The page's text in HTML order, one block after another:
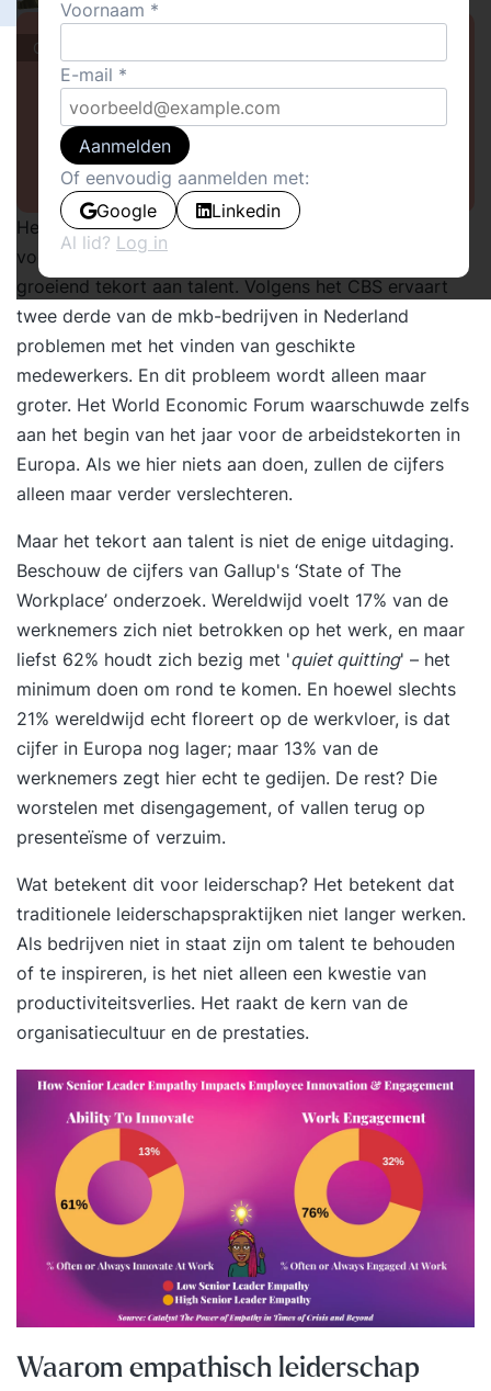
Columns
Het is geen geheim meer – Nederlandse bedrijven,
vooral in het mkb, staan onder enorme druk door een
groeiend tekort aan talent. Volgens het CBS ervaart
twee derde van de mkb-bedrijven in Nederland
problemen met het vinden van geschikte
medewerkers. En dit probleem wordt alleen maar
groter. Het World Economic Forum waarschuwde zelfs
aan het begin van het jaar voor de arbeidstekorten in
Europa. Als we hier niets aan doen, zullen de cijfers
alleen maar verder verslechteren.
Maar het tekort aan talent is niet de enige uitdaging.
Beschouw de cijfers van Gallup's ‘State of The
Workplace’ onderzoek. Wereldwijd voelt 17% van de
werknemers zich niet betrokken op het werk, en maar
liefst 62% houdt zich bezig met 'quiet quitting' – het
minimum doen om rond te komen. En hoewel slechts
21% wereldwijd echt floreert op de werkvloer, is dat
cijfer in Europa nog lager; maar 13% van de
werknemers zegt hier echt te gedijen. De rest? Die
worstelen met disengagement, of vallen terug op
presenteïsme of verzuim.
Wat betekent dit voor leiderschap? Het betekent dat
traditionele leiderschapspraktijken niet langer werken.
Als bedrijven niet in staat zijn om talent te behouden
of te inspireren, is het niet alleen een kwestie van
productiviteitsverlies. Het raakt de kern van de
organisatiecultuur en de prestaties.
Waarom empathisch leiderschap
Voornaam
E-mail
Aanmelden
Of eenvoudig aanmelden met:
Google
Linkedin
Al lid? Log in